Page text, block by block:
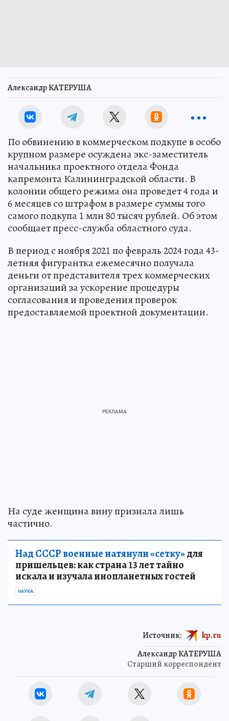
Александр КАТЕРУША
По обвинению в коммерческом подкупе в особо
крупном размере осуждена экс-заместитель
начальника проектного отдела Фонда
капремонта Калининградской области. В
колонии общего режима она проведет 4 года и
6 месяцев со штрафом в размере суммы того
самого подкупа 1 млн 80 тысяч рублей. Об этом
сообщает пресс-служба областного суда.
В период с ноября 2021 по февраль 2024 года 43-
летняя фигурантка ежемесячно получала
деньги от представителя трех коммерческих
организаций за ускорение процедуры
согласования и проведения проверок
предоставляемой проектной документации.
На суде женщина вину признала лишь
частично.
Над СССР военные натянули «сетку»для
пришельцев: как страна 13 лет тайно
искала и изучала инопланетных гостей
НАУКА
Александр КАТЕРУША
Старший корреспондент
Источник: kp.ru